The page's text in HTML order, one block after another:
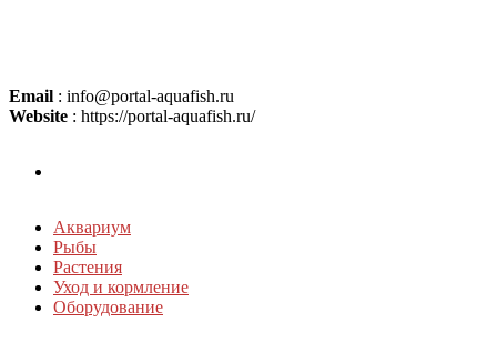
Email : info@portal-aquafish.ru
Website : https://portal-aquafish.ru/
Аквариум
Рыбы
Растения
Уход и кормление
Оборудование